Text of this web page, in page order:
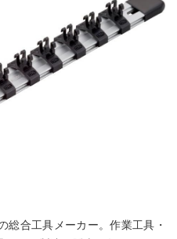
総合工具メーカー。作業工具・